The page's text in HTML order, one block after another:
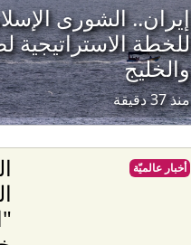
إيران.. الشورى
للخطة
والخليج
منذ 37 دقيقة
أخبار عالميّة